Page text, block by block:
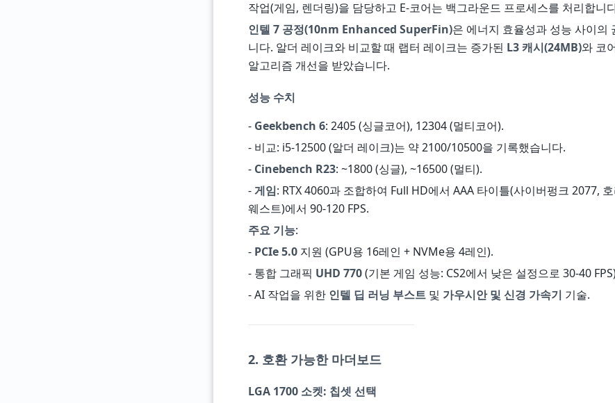
작업(게임, 렌더링)을 담당하고 E-코어는 백그라운드 프로세스를 처리합니
인텔 7 공정(10nm Enhanced SuperFin)은 에너지 효율성과 성능 사이의
니다. 알더 레이크와 비교할 때 랩터 레이크는 증가된 L3 캐시(24MB)와 코
알고리즘 개선을 받았습니다.
성능 수치
- Geekbench 6: 2405 (싱글코어), 12304 (멀티코어).
- 비교: i5-12500 (알더 레이크)는 약 2100/10500을 기록했습니다.
- Cinebench R23: ~1800 (싱글), ~16500 (멀티).
-게임: RTX 4060과 조합하여 Full HD에서 AAA 타이틀(사이버펑크 2077,
웨스트)에서 90-120 FPS.
주요 기능:
- PCIe 5.0 지원 (GPU용 16레인 + NVMe용 4레인).
- 통합 그래픽 UHD 770(기본 게임 성능: CS2에서 낮은 설정으로 30-40
- AI 작업을 위한 인텔 딥 러닝 부스트 및 가우시안 및 신경 가속기 기술.
2. 호환 가능한 마더보드
LGA 1700 소켓: 칩셋 선택